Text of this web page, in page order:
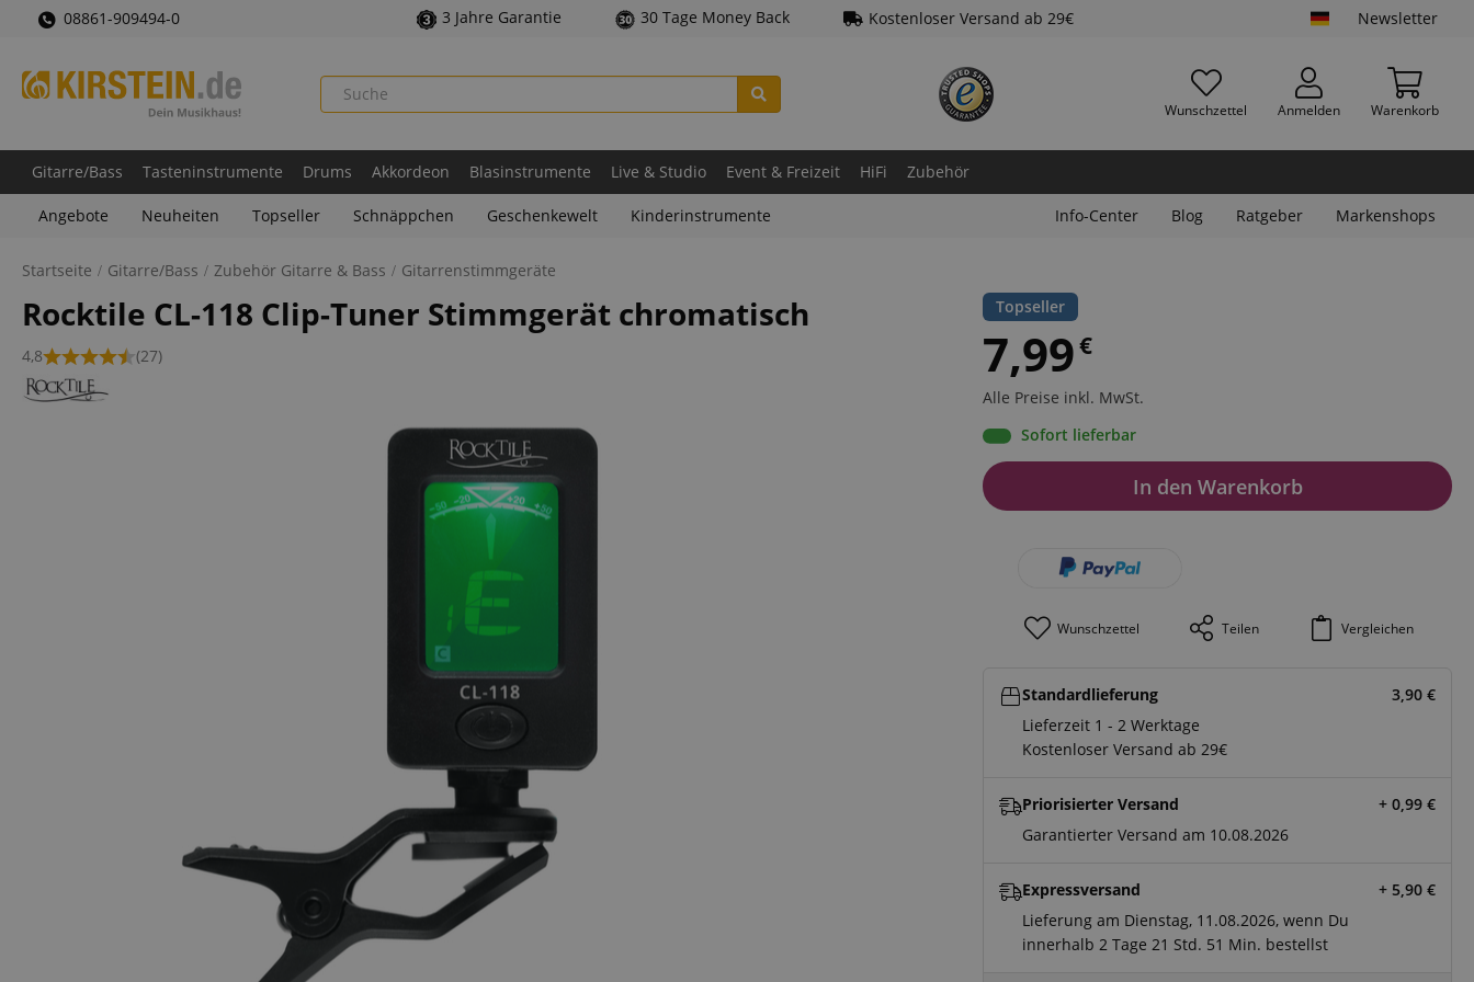
08861-909494-0 3 Jahre Garantie 30 Tage Money Back Kostenloser Versand ab 29€ Newsletter
Wunschzettel Anmelden Warenkorb
Gitarre/Bass Tasteninstrumente Drums Akkordeon Blasinstrumente Live & Studio Event & Freizeit HiFi Zubehör
Angebote Neuheiten Topseller Schnäppchen Geschenkewelt Kinderinstrumente Info-Center Blog Ratgeber Markenshops
Startseite Gitarre/Bass Zubehör Gitarre & Bass Gitarrenstimmgeräte
Rocktile CL-118 Clip-Tuner Stimmgerät chromatisch
4,8 (27)
Topseller
7,99€
Alle Preise inkl. MwSt.
Sofort lieferbar
In den Warenkorb
Wunschzettel Teilen Vergleichen
Standardlieferung 3,90 €
Lieferzeit 1 - 2 Werktage
Kostenloser Versand ab 29€
Priorisierter Versand + 0,99 €
Garantierter Versand am 10.08.2026
Expressversand + 5,90 €
Lieferung am Dienstag, 11.08.2026, wenn Du
innerhalb 2 Tage 21 Std. 51 Min. bestellst